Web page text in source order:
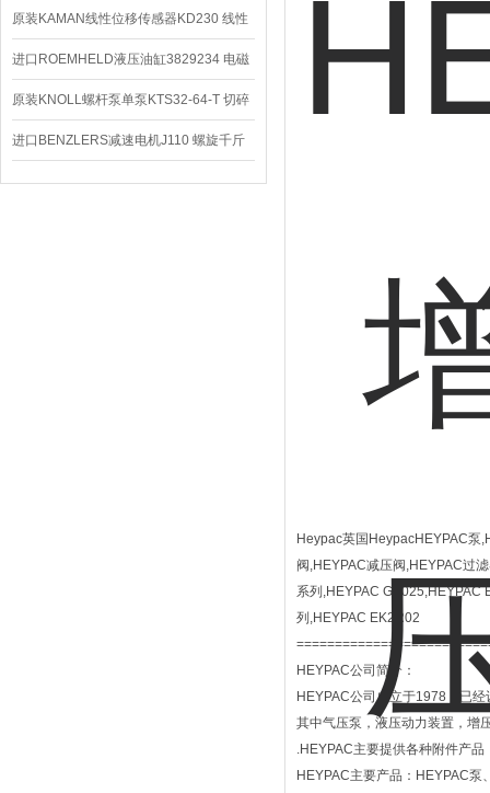
K21R80G4马达
原装KAMAN线性位移传感器KD230 线性
编码器
进口ROEMHELD液压油缸3829234 电磁
阀定位器
原装KNOLL螺杆泵单泵KTS32-64-T 切碎
排屑机
进口BENZLERS减速电机J110 螺旋千斤
顶BD-58
Heypac英国HeypacHEYPAC泵
阀,HEYPAC减压阀,HEYPAC过
系列,HEYPAC GX025,HEYPAC
列,HEYPAC EK2R02
HEYPAC公司简介：
HEYPAC公司成立于1978，已
其中气压泵，液压动力装置，增
.HEYPAC主要提供各种附件产
HEYPAC主要产品：HEYPAC